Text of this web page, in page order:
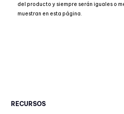
del producto y siempre serán iguales o
muestran en esta página.
RECURSOS